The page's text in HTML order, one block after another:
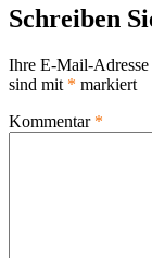
Schreiben
Ihre E-Mail-
sind mit * markiert
Kommentar *